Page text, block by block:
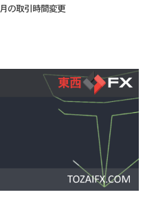
の取引時間変更